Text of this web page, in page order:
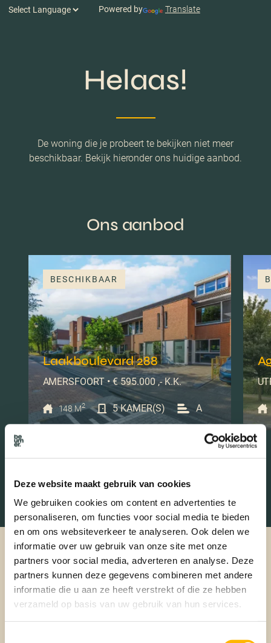
Deze website maakt gebruik van cookies
We gebruiken cookies om content en advertenties te
personaliseren, om functies voor social media te bieden
en om ons websiteverkeer te analyseren. Ook delen we
informatie over uw gebruik van onze site met onze
partners voor social media, adverteren en analyse. Deze
partners kunnen deze gegevens combineren met andere
informatie die u aan ze heeft verstrekt of die ze hebben
verzameld op basis van uw gebruik van hun services.
Powered by Translate
Helaas!
De woning die je probeert te bekijken niet meer
beschikbaar. Bekijk hieronder ons huidige aanbod.
Ons aanbod
BESCHIKBAAR
Laakboulevard 288
AMERSFOORT • € 595.000 ,- K.K.
148 M2 5 KAMER(S) A